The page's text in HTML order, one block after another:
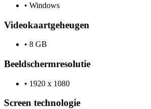
• Windows
Videokaartgeheugen
• 8 GB
Beeldschermresolutie
• 1920 x 1080
Screen technologie